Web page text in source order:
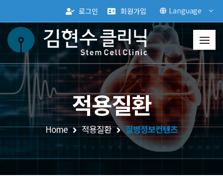
로그인 회원가입 Language
적용질환
Home 적용질환 질병정보컨텐츠